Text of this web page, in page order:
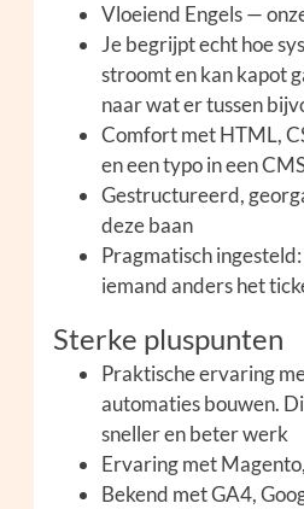
Vloeiend Engels —
Je begrijpt echt hoe
stroomt en kan kapot
naar wat er tussen
Comfort met HTML,
en een typo in een
Gestructureerd,
deze baan
Pragmatisch
iemand anders het
Sterke pluspunten
Praktische ervaring
automaties bouwen.
sneller en beter werk
Ervaring met
Bekend met GA4,